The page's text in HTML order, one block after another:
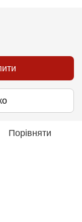
Порівняти